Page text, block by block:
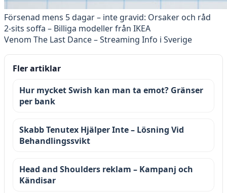
Försenad mens 5 dagar – inte gravid: Orsaker och råd
2-sits soffa – Billiga modeller från IKEA
Venom The Last Dance – Streaming Info i Sverige
Fler artiklar
Hur mycket Swish kan man ta emot? Gränser
per bank
Skabb Tenutex Hjälper Inte – Lösning Vid
Behandlingssvikt
Head and Shoulders reklam – Kampanj och
Kändisar